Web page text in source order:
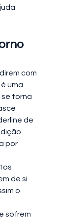
com
uma
torna
de
por
de si
o
sofrem